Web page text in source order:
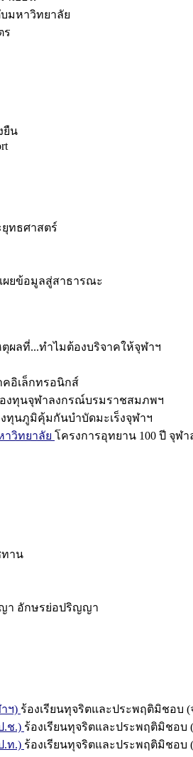
มหาวิทยาลัย
ร
ยืน
ทธศาสตร์
ผยข้อมูลสู่สาธารณะ
ตุผลที่...ทำไมต้องบริจาคให้จุฬาฯ
คอิเล็กทรอนิกส์
งทุนจุฬาลงกรณ์บรมราชสมภพฯ
ทุนภูมิคุ้มกันบำบัดมะเร็งจุฬาฯ
าวิทยาลัย โครงการอุทยาน 100 ปี จุฬ
ทาน
า อักษรย่อปริญญา
ฯ) ร้องเรียนทุจริตและประพฤติมิชอบ (
.ช.) ร้องเรียนทุจริตและประพฤติมิชอบ
.ท.) ร้องเรียนทุจริตและประพฤติมิชอบ